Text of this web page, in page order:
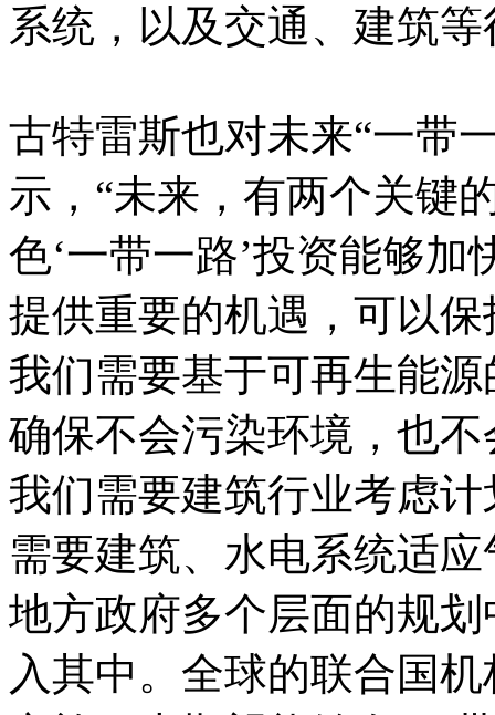
系统，以及交通、建筑
古特雷斯也对未来“一带
示，“未来，有两个关键
色‘一带一路’投资能够
提供重要的机遇，可以
我们需要基于可再生能
确保不会污染环境，也
我们需要建筑行业考虑
需要建筑、水电系统适
地方政府多个层面的规
入其中。全球的联合国